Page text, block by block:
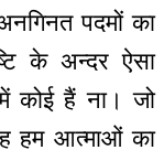
पदमों का
के अन्दर ऐसा
कोई हैं ना। जो
हम आत्माओं का